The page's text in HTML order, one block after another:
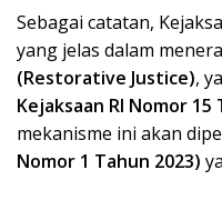
Sebagai catatan,
yang jelas dalam
(Restorative Justice),
Kejaksaan RI Nomor 15
mekanisme ini akan
Nomor 1 Tahun 2023)